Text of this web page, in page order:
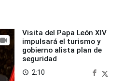
Visita del Papa León XIV
impulsará el turismo y
gobierno alista plan de
seguridad
access_time 2:10